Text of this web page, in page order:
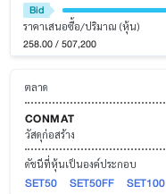
Bid
ราคาเสนอซื้อ/ปริมาณ (หุ้น)
258.00 / 507,200
ตลาด
CONMAT
วัสดุก่อสร้าง
ดัชนีที่หุ้นเป็นองค์ประกอบ
SET50 SET50FF SET100